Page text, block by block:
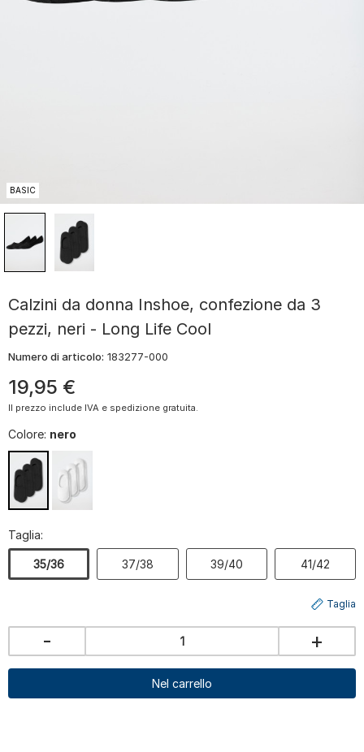
BASIC
Calzini da donna Inshoe, confezione da 3
pezzi, neri - Long Life Cool
Numero di articolo: 183277-000
19,95 €
Il prezzo include IVA e spedizione gratuita.
Colore: nero
Taglia:
35/36 37/38 39/40 41/42
Taglia
- +
Nel carrello